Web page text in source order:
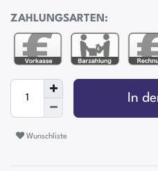
ZAHLUNGSARTEN:
In
Wunschliste